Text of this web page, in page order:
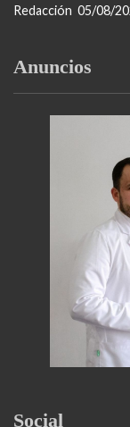
Redacción 05/08/
Anuncios
Social